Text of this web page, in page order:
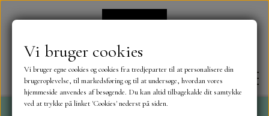
Vi bruger cookies
Vi bruger egne cookies og cookies fra tredjeparter til at personalisere din
brugeroplevelse, til markedsføring og til at undersøge, hvordan vores
hjemmeside anvendes af besøgende. Du kan altid tilbagekalde dit samtykke
ved at trykke på linket 'Cookies' nederst på siden.